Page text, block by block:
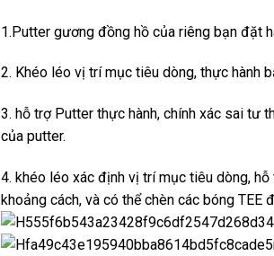
1.Putter gương đồng hồ của riêng bạn đặt
2. Khéo léo vị trí mục tiêu dòng, thực hành
3. hỗ trợ Putter thực hành, chính xác sai tư
của putter.
4. khéo léo xác định vị trí mục tiêu dòng,
khoảng cách, và có thể chèn các bóng TEE